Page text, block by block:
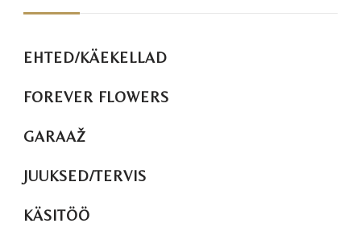
EHTED/KÄEKELLAD
FOREVER FLOWERS
GARAAŽ
JUUKSED/TERVIS
KÄSITÖÖ